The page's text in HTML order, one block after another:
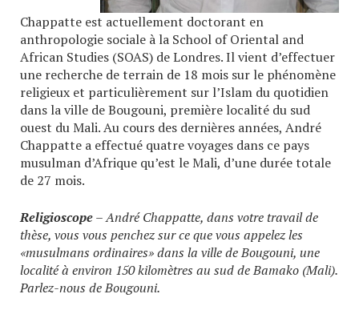
Chappatte est actuellement doctorant en
anthropologie sociale à la School of Oriental and
African Studies (SOAS) de Londres. Il vient d’effectuer
une recherche de terrain de 18 mois sur le phénomène
religieux et particulièrement sur l’Islam du quotidien
dans la ville de Bougouni, première localité du sud
ouest du Mali. Au cours des dernières années, André
Chappatte a effectué quatre voyages dans ce pays
musulman d’Afrique qu’est le Mali, d’une durée totale
de 27 mois.
Religioscope– André Chappatte, dans votre travail de
thèse, vous vous penchez sur ce que vous appelez les
«musulmans ordinaires» dans la ville de Bougouni, une
localité à environ 150 kilomètres au sud de Bamako (Mali).
Parlez-nous de Bougouni.